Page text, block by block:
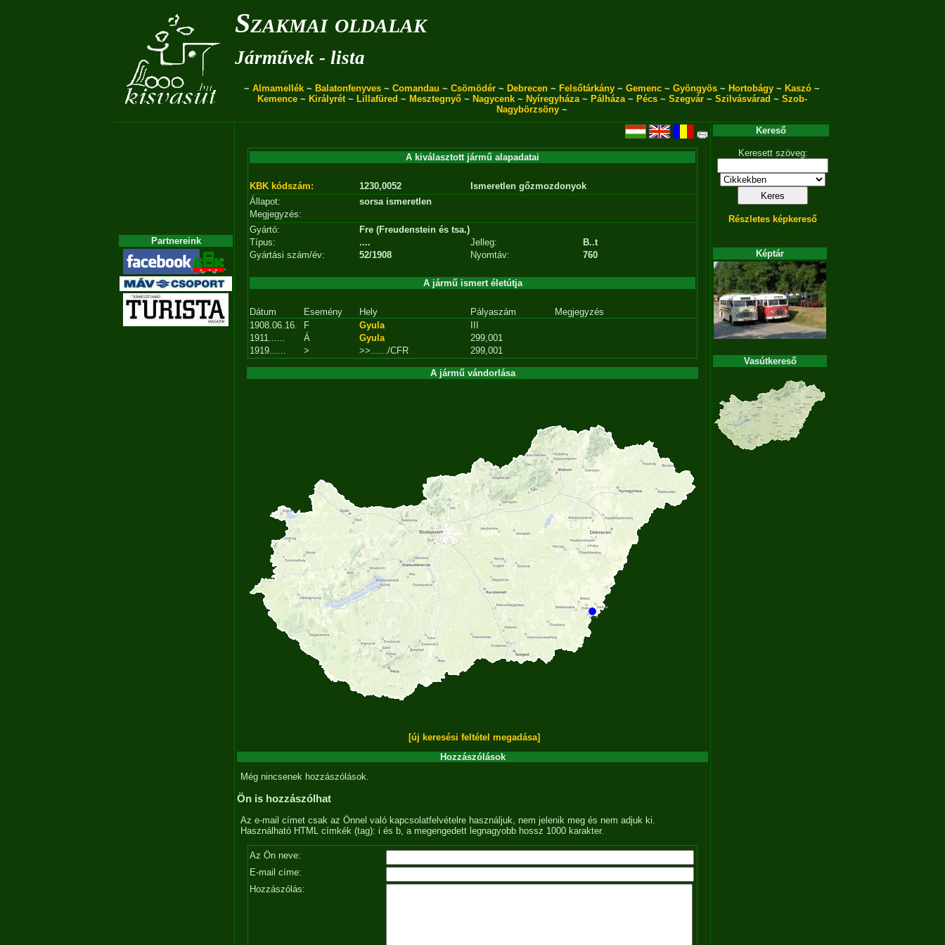
Szakmai oldalak
Járművek - lista
~ Almamellék ~ Balatonfenyves ~ Comandau ~ Csömödér ~ Debrecen ~ Felsőtárkány ~ Gemenc ~ Gyöngyös ~ Hortobágy ~ Kaszó ~
Kemence~ Királyrét~ Lillafüred ~ Mesztegnyő~ Nagycenk~ Nyíregyháza~ Pálháza~ Pécs~ Szegvár~ Szilvásvárad ~ Szob-
Nagybörzsöny ~
Partnereink
A kiválasztott jármű alapadatai
KBK kódszám: 1230,0052
Ismeretlen gőzmozdonyok
Állapot:
sorsa ismeretlen
Megjegyzés:
Gyártó:
Fre (Freudenstein és tsa.)
Típus:
.... Jelleg:
B..t
Gyártási szám/év:
52/1908 Nyomtáv: 760
A jármű ismert életútja
Dátum Esemény Hely Pályaszám
Megjegyzés
1908.06.16.
F Gyula
1911......
Á Gyula
299,001
1919......
> >>....../CFR 299,001
A jármű vándorlása
[új keresési feltétel megadása]
Hozzászólások
Még nincsenek hozzászólások.
Ön is hozzászólhat
Az e-mail címet csak az Önnel való kapcsolatfelvételre használjuk, nem jelenik meg és nem adjuk ki.
Használható HTML címkék (tag): i és b, a megengedett legnagyobb hossz 1000 karakter.
Az Ön neve:
E-mail címe:
Hozzászólás:
Kereső
Keresett szöveg:
Részletes képkereső
Képtár
Vasútkereső